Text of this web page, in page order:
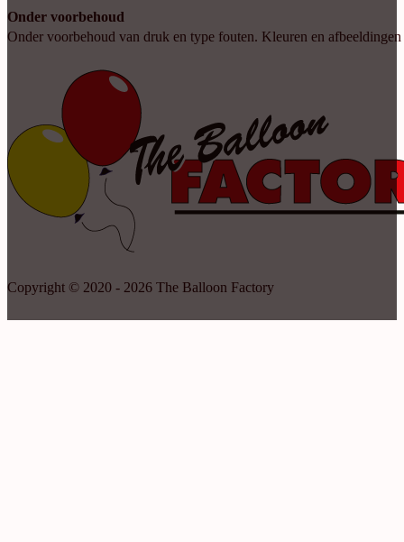
Onder voorbehoud
Onder voorbehoud van druk en type fouten. Kleuren en
Copyright © 2020 - 2026 The Balloon Factory